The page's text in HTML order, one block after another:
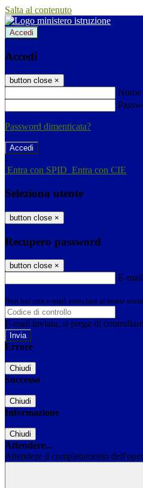
Salta al contenuto
Accedi
Accedi
button close ×
Nome
Password dimenticata?
-
Entra con SPID Entra con CIE
Seleziona utente
button close ×
Recupero password
button close ×
E-mail
Non hai una e-mail associata al nome
E-mail inviata, si prega di
Errore
Chiudi
Successo
Chiudi
Informazione
Chiudi
Attendere...
Attendere il completamento